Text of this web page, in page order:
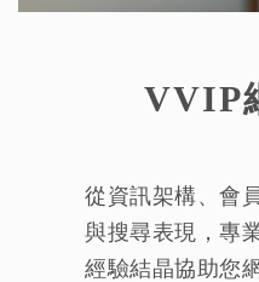
VVIP
從資訊架構、會
與搜尋表現，專
經驗結晶協助您